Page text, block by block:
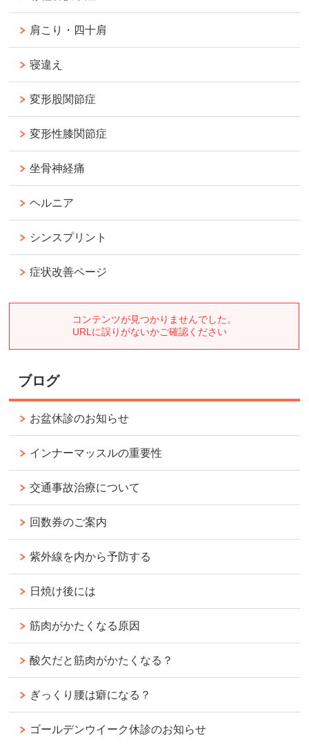
肩こり・四十肩
寝違え
変形股関節症
変形性膝関節症
坐骨神経痛
ヘルニア
シンスプリント
症状改善ページ
ブログ
お盆休診のお知らせ
インナーマッスルの重要性
交通事故治療について
回数券のご案内
紫外線を内から予防する
日焼け後には
筋肉がかたくなる原因
酸欠だと筋肉がかたくなる？
ぎっくり腰は癖になる？
ゴールデンウイーク休診のお知らせ